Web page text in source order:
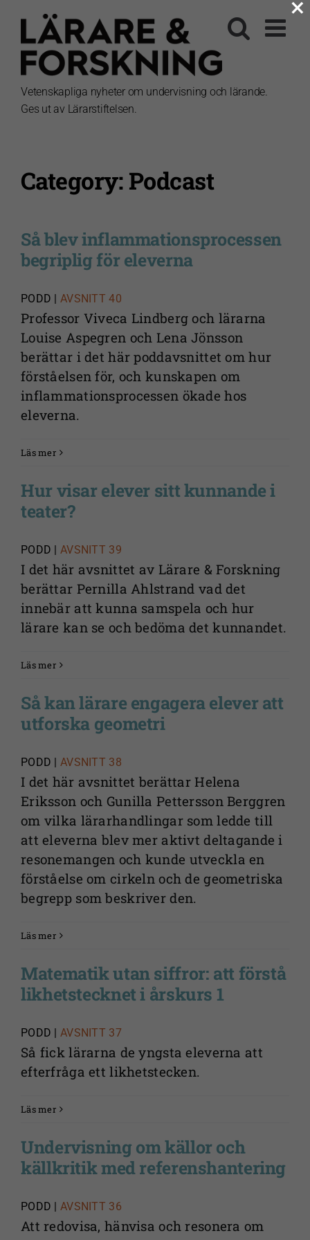
innehållet
Vetenskapliga nyheter om undervisning och lärande.
Ges ut av Lärarstiftelsen.
Category: Podcast
Så blev inflammationsprocessen
begriplig för eleverna
PODD | AVSNITT 40
Professor Viveca Lindberg och lärarna
Louise Aspegren och Lena Jönsson
berättar i det här poddavsnittet om hur
förståelsen för, och kunskapen om
inflammationsprocessen ökade hos
eleverna.
Läs mer
Hur visar elever sitt kunnande i
teater?
PODD | AVSNITT 39
I det här avsnittet av Lärare & Forskning
berättar Pernilla Ahlstrand vad det
innebär att kunna samspela och hur
lärare kan se och bedöma det kunnandet.
Läs mer
Så kan lärare engagera elever att
utforska geometri
PODD | AVSNITT 38
I det här avsnittet berättar Helena
Eriksson och Gunilla Pettersson Berggren
om vilka lärarhandlingar som ledde till
att eleverna blev mer aktivt deltagande i
resonemangen och kunde utveckla en
förståelse om cirkeln och de geometriska
begrepp som beskriver den.
Läs mer
Matematik utan siffror: att förstå
likhetstecknet i årskurs 1
PODD | AVSNITT 37
Så fick lärarna de yngsta eleverna att
efterfråga ett likhetstecken.
Läs mer
Undervisning om källor och
källkritik med referenshantering
PODD | AVSNITT 36
Att redovisa, hänvisa och resonera om